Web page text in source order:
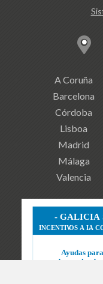
A Coruña
Barcelona
Córdoba
Lisboa
Madrid
Málaga
Valencia